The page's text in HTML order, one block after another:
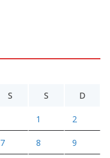
S S D
1 2
7 8 9